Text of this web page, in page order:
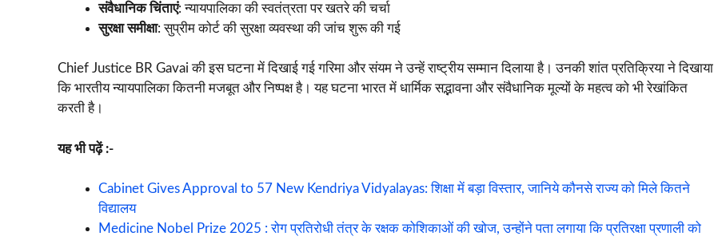
संवैधानिक चिंताएं: न्यायपालिका की स्वतंत्रता पर खतरे की चर्चा
सुरक्षा समीक्षा: सुप्रीम कोर्ट की सुरक्षा व्यवस्था की जांच शुरू की गई
Chief Justice BR Gavai की इस घटना में दिखाई गई गरिमा और संयम ने उन्हें राष्ट्रीय सम्मान दिलाया है। उनकी शांत प्रतिक्रिया ने दिखाया
कि भारतीय न्यायपालिका कितनी मजबूत और निष्पक्ष है। यह घटना भारत में धार्मिक सद्भावना और संवैधानिक मूल्यों के महत्व को भी रेखांकित
करती है।
यह भी पढ़ें :-
Cabinet Gives Approval to 57 New Kendriya Vidyalayas: शिक्षा में बड़ा विस्तार, जानिये कौनसे राज्य को मिले कितने
विद्यालय
Medicine Nobel Prize 2025 : रोग प्रतिरोधी तंत्र के रक्षक कोशिकाओं की खोज, उन्होंने पता लगाया कि प्रतिरक्षा प्रणाली को